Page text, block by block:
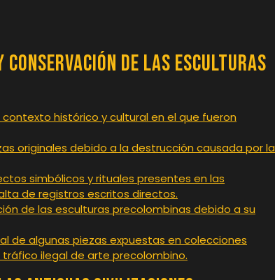
Conservación de las Esculturas
histórico y cultural en el que fueron
originales debido a la destrucción causada por la
simbólicos y rituales presentes en las
de registros escritos directos.
de las esculturas precolombinas debido a su
de algunas piezas expuestas en colecciones
ilegal de arte precolombino.